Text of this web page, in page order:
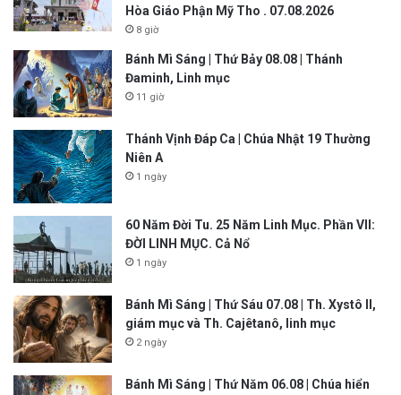
Hòa Giáo Phận Mỹ Tho . 07.08.2026
8 giờ
Bánh Mì Sáng | Thứ Bảy 08.08 | Thánh
Đaminh, Linh mục
11 giờ
Thánh Vịnh Đáp Ca | Chúa Nhật 19 Thường
Niên A
1 ngày
60 Năm Đời Tu. 25 Năm Linh Mục. Phần VII:
ĐỜI LINH MỤC. Cả Nổ
1 ngày
Bánh Mì Sáng | Thứ Sáu 07.08 | Th. Xystô II,
giám mục và Th. Cajêtanô, linh mục
2 ngày
Bánh Mì Sáng | Thứ Năm 06.08 | Chúa hiển